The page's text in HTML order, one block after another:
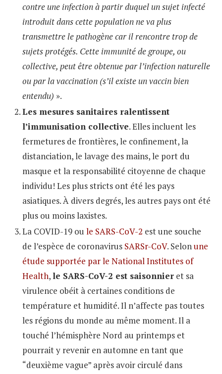
contre une infection à partir duquel un sujet infecté
introduit dans cette population ne va plus
transmettre le pathogène car il rencontre trop de
sujets protégés. Cette immunité de groupe, ou
collective, peut être obtenue par l’infection naturelle
ou par la vaccination (s’il existe un vaccin bien
entendu) ».
Les mesures sanitaires ralentissent
l’immunisation collective. Elles incluent les
fermetures de frontières, le confinement, la
distanciation, le lavage des mains, le port du
masque et la responsabilité citoyenne de chaque
individu! Les plus stricts ont été les pays
asiatiques. À divers degrés, les autres pays ont été
plus ou moins laxistes.
La COVID-19 ou le SARS-CoV-2 est une souche
de l’espèce de coronavirus SARSr-CoV. Selonune
étude supportée par le National Institutes of
Health,le SARS-CoV-2 est saisonnier et sa
virulence obéit à certaines conditions de
température et humidité. Il n’affecte pas toutes
les régions du monde au même moment. Il a
touché l’hémisphère Nord au printemps et
pourrait y revenir en automne en tant que
“deuxième vague” après avoir circulé dans